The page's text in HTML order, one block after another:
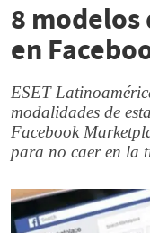
8 modelos
en
ESET
modalidades de
Facebook
para no caer en la